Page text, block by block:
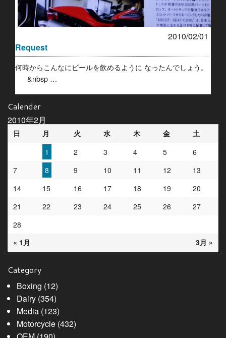
2010/02/01
Request
何時からこんなにビールを飲めるように なったんでしょう。
&nbsp …
Calender
2010年2月
日 月 火 水 木 金 土
« 1月 3月 »
1 2 3 4 5
6
7
8 9 10 11 12
13
14
15 16 17 18 19
20
21
22 23 24 25 26
27
28
Category
Boxing (12)
Dairy(354)
Media(123)
Motorcycle(432)